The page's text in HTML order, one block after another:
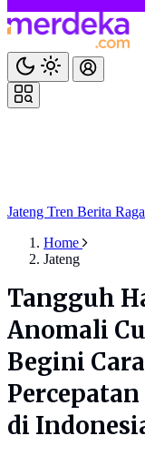
Jateng Tren Berita
Home
Jateng
Tangguh
Anomali
Begini
di